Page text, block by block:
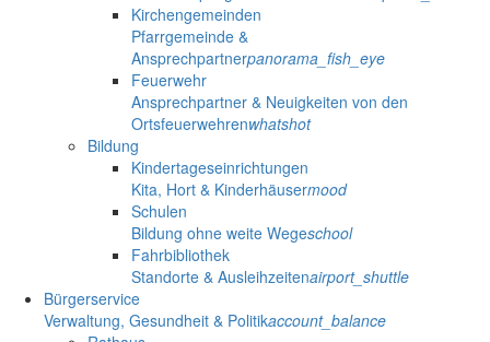
Kirchengemeinden
Pfarrgemeinde &
Ansprechpartnerpanorama_fish_eye
Feuerwehr
Ansprechpartner & Neuigkeiten von den
Ortsfeuerwehrenwhatshot
Bildung
Kindertageseinrichtungen
Kita, Hort & Kinderhäusermood
Schulen
Bildung ohne weite Wegeschool
Fahrbibliothek
Standorte & Ausleihzeitenairport_shuttle
Bürgerservice
Verwaltung, Gesundheit & Politikaccount_balance